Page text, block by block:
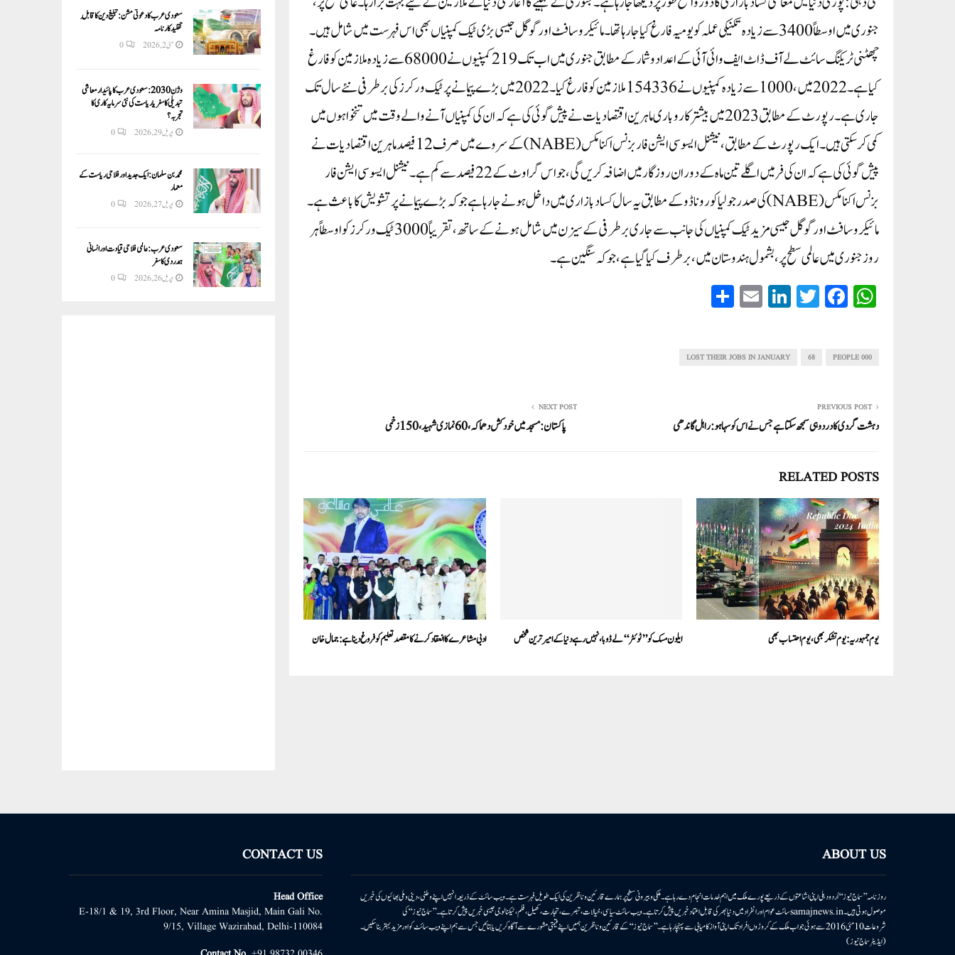
جنوری میں اوسطاً 3400 سے زیادہ تکنیکی عملہ کو یومیہ فارغ کیا جا رہا تھا۔ مائیکروسافٹ اور گوگل جیسی بڑی ٹیک کمپنیاں بھی اس فہرست میں شامل ہیں۔
چھٹنی ٹریکنگ سائٹ لے آف ڈاٹ ایف وائی آئی کے اعداد و شمار کے مطابق جنوری میں اب تک 219 کمپنیوں نے 68000 سے زیادہ ملازمین کو فارغ
کیا ہے۔ 2022 میں، 1000 سے زیادہ کمپنیوں نے 154336 ملازمین کو فارغ کیا۔ 2022 میں بڑے پیمانے پر ٹیک ورکرز کی برطرفی نئے سال تک
جاری ہے۔رپورٹ کے مطابق 2023 میں بیشتر کاروباری ماہرین اقتصادیات نے پیش گوئی کی ہے کہ ان کی کمپنیاں آنے والے وقت میں تنخواہوں میں
کمی کر سکتی ہیں۔ ایک رپورٹ کے مطابق، نیشنل ایسو سی ایشن فار بزنس اکنامکس (NABE) کے سروے میں صرف 12 فیصد ماہرین اقتصادیات نے
پیش گوئی کی ہے کہ ان کی فرمیں اگلے تین ماہ کے دوران روزگار میں اضافہ کریں گی، جو اس گراوٹ کے 22 فیصد سے کم ہے۔نیشنل ایسو سی ایشن فار
بزنس اکنامکس (NABE) کی صدر جولیا کوروناڈو کے مطابق یہ سال کساد بازاری میں داخل ہونے جا رہا ہے جو کہ بڑے پیمانے پر تشویش کا باعث ہے۔
مائیکروسافٹ اور گوگل جیسی مزید ٹیک کمپنیاں کی جانب سے جاری برطرفی کے سیزن میں شامل ہونے کے ساتھ، تقریباً 3000 ٹیک ورکرز کو اوسطاً ہر
روز جنوری میں عالمی سطح پر، بشمول ہندوستان میں، برطرف کیا گیا ہے، جو کہ سنگین ہے۔
W
ha
A
Fa
ce
ok
T
wi
r
Li
nk
In
E
m
000 PEOPLE
68
LOST THEIR JOBS IN JANUARY
PREVIOUS POST
دہشت گردی کا درد وہی سمجھ سکتا ہے جس نے اس کو سہا ہو:راہل گاندھی
NEXT POST
پاکستان: مسجد میں خودکش دھماکہ، 60نمازی شہید، 150زخمی
RELATED POSTS
یوم جمہوریہ: یوم تشکر بھی، یوم احتساب بھی ایلون مسک کو ’’ٹوئٹر‘‘ لے ڈوبا، نہیں رہے دنیا کے امیر ترین شخص ادبی مشاعرے کا انعقاد کرنے کا مقصد تعلیم کو فروغ دینا ہے:جمال خان
سعودی عرب کا دعوتی مشن: تبلیغ دین کا قابلِ
تقلید کارنامہ
مئی 2, 2026 0
وژن 2030:سعودی عرب کا پائیدار معاشی
تبدیلی کا سفر یا ریاست کی نئی سرمایہ کاری کا
تجربہ؟
اپریل 29, 2026 0
محمد بن سلمان: ایک جدید اور فلاحی ریاست کے
معمار
اپریل 27, 2026 0
سعودی عرب: عالمی فلاحی قیادت اور انسانی
ہمدردی کا سفر
اپریل 26, 2026 0
ABOUT US
روزنامہ ’’سماج نیوز‘‘ اُردو دہلی اپنی اشاعتوں کے ذریعے پورے ملک میں اہم خدمات انجام دے رہا ہے۔ ملکی وبیرونی سطح پر ہمارے قارئین وناظرین کی ایک طویل فہرست ہے۔ ویب سائٹ کے ذریعہ انہیں اپنے وطنی، دینی وملی بھائیوں کی خبریں
موصول ہوتی ہیں۔samajnews.inسائٹ عوام اور انفراد میں دنیا بھر کی قابل اعتماد خبریں پیش کرتا ہے۔ ویب سائٹ سیاسی، خیالات، تبصرے، تجارت، کھیل، فلم، ٹیکنالوجی جیسی خبریں پیش کرتا ہے۔ ’’سماج نیوز‘‘ کی
شروعات 10مئی 2016 سے ہوئی جو اب ملک کے کروڑوں افراد تک اپنی آواز کامیابی سے پہنچا رہا ہے۔ ’’سماج نیوز‘‘ کے قارئین وناظرین ہمیں اپنے قیمتی مشورے سے آگاہ کریں یا بتائیں جس سے ہم اپنے ویب سائٹ کو اور مزید بہتر بناسکیں۔
(ایڈیٹر سماج نیوز)
CONTACT US
Head Office
E-18/1 & 19, 3rd Floor, Near Amina Masjid, Main Gali No.
9/15, Village Wazirabad, Delhi-110084